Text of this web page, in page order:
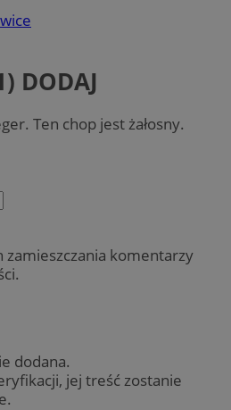
DODAJ
Ten chop jest żałosny.
komentarzy
dodana.
jej treść zostanie